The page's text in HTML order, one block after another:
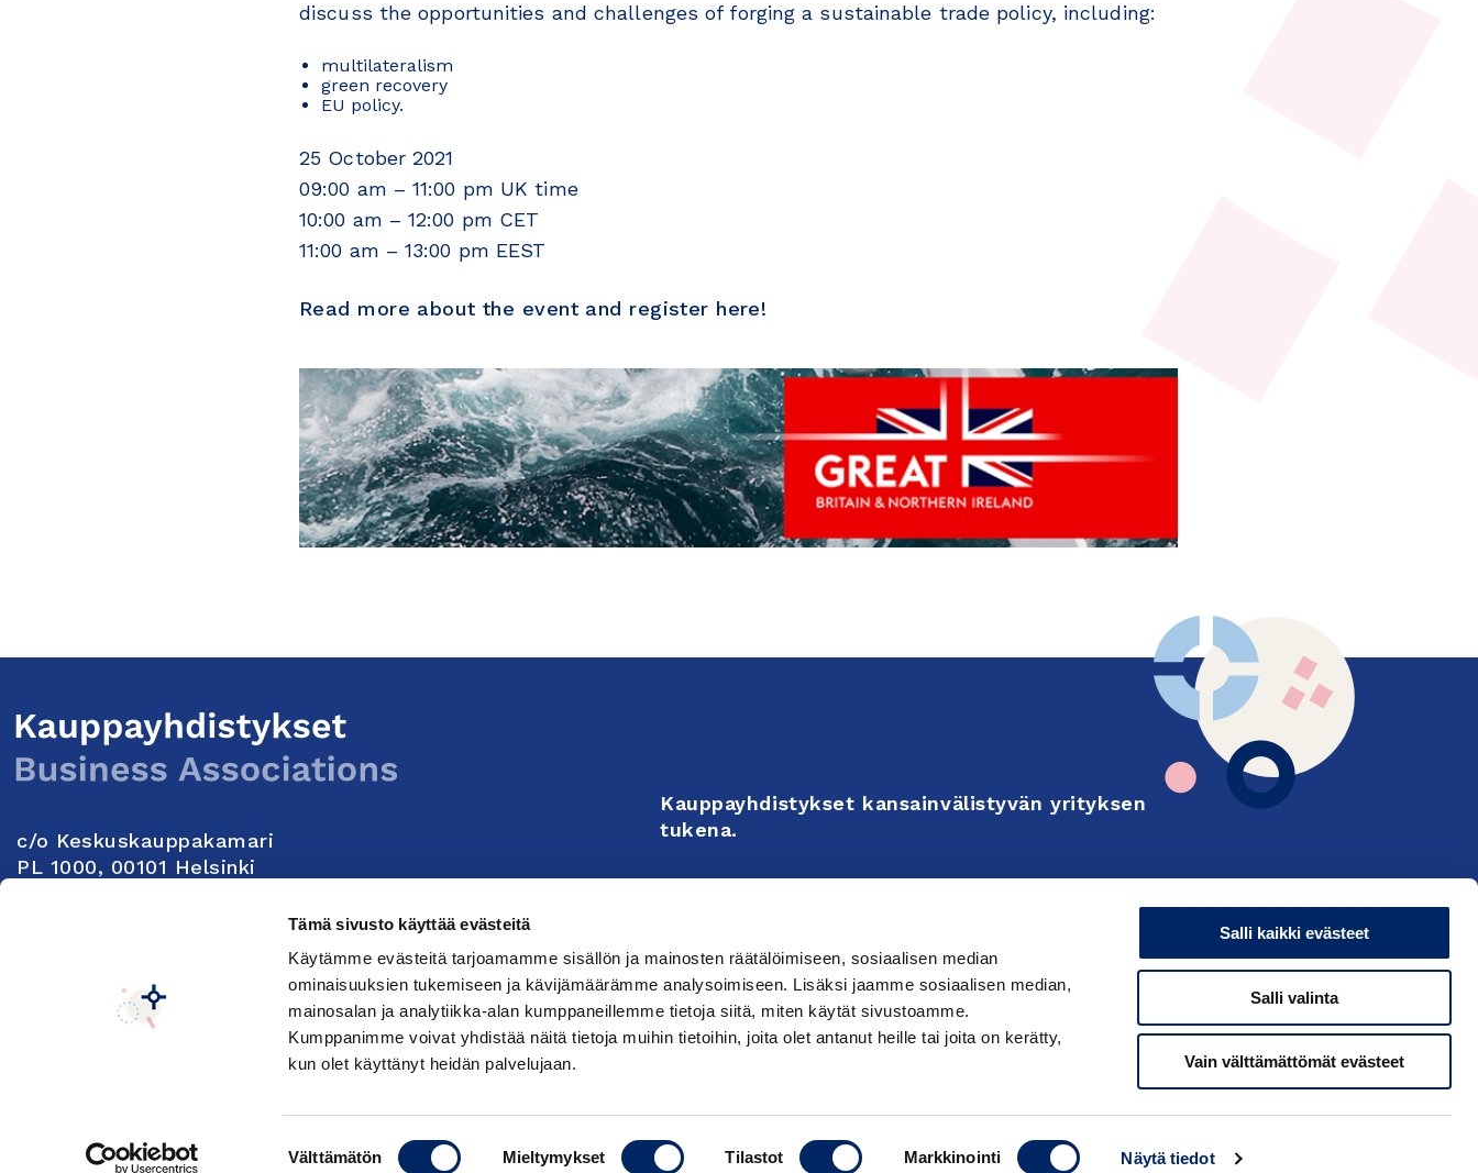
Tämä sivusto käyttää evästeitä
Käytämme evästeitä tarjoamamme sisällön ja mainosten räätälöimiseen, sosiaalisen median
ominaisuuksien tukemiseen ja kävijämäärämme analysoimiseen. Lisäksi jaamme sosiaalisen median,
mainosalan ja analytiikka-alan kumppaneillemme tietoja siitä, miten käytät sivustoamme.
Kumppanimme voivat yhdistää näitä tietoja muihin tietoihin, joita olet antanut heille tai joita on kerätty,
kun olet käyttänyt heidän palvelujaan.
Välttämätön Mieltymykset Tilastot Markkinointi Näytä tiedot
Salli kaikki evästeet
Salli valinta
Vain välttämättömät evästeet
discuss the opportunities and challenges of forging a sustainable trade policy, including:
multilateralism
green recovery
EU policy.
25 October 2021
09:00 am – 11:00 pm UK time
10:00 am – 12:00 pm CET
11:00 am – 13:00 pm EEST
Read more about the event and register here!
c/o Keskuskauppakamari
PL 1000, 00101 Helsinki
Keskuskauppakamarin tietosuojaseloste Muuta evästeasetuksia
Kauppayhdistykset kansainvälistyvän yrityksen
tukena.
activities.